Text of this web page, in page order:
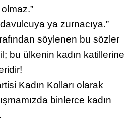
ya zurnacıya.”
söylenen bu sözler
bu ülkenin kadın katillerine
Kadın Kolları olarak
binlerce kadın